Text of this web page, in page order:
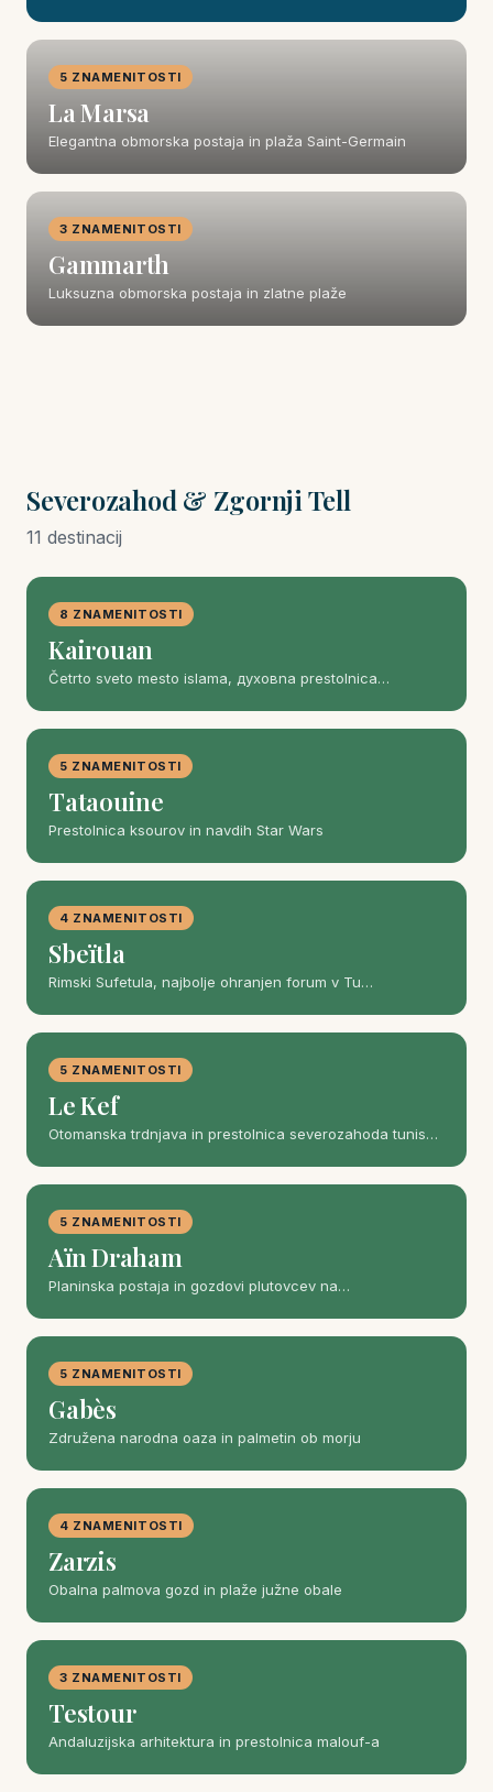
5 ZNAMENITOSTI
La Marsa
Elegantna obmorska postaja in plaža Saint-Germain
3 ZNAMENITOSTI
Gammarth
Luksuzna obmorska postaja in zlatne plaže
Severozahod & Zgornji Tell
11 destinacij
8 ZNAMENITOSTI
Kairouan
Četrto sveto mesto islama, духовna prestolnica…
5 ZNAMENITOSTI
Tataouine
Prestolnica ksourov in navdih Star Wars
4 ZNAMENITOSTI
Sbeïtla
Rimski Sufetula, najbolje ohranjen forum v Tu…
5 ZNAMENITOSTI
Le Kef
Otomanska trdnjava in prestolnica severozahoda tunis…
5 ZNAMENITOSTI
Aïn Draham
Planinska postaja in gozdovi plutovcev na…
5 ZNAMENITOSTI
Gabès
Združena narodna oaza in palmetin ob morju
4 ZNAMENITOSTI
Zarzis
Obalna palmova gozd in plaže južne obale
3 ZNAMENITOSTI
Testour
Andaluzijska arhitektura in prestolnica malouf-a